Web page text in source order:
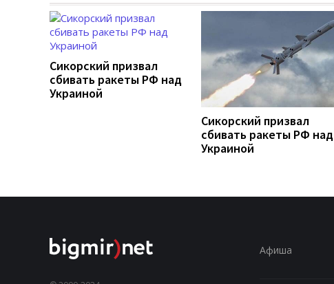
Сикорский призвал
сбивать ракеты РФ над
Украиной
Сикорский призвал
сбивать ракеты РФ над
Украиной
Афиша